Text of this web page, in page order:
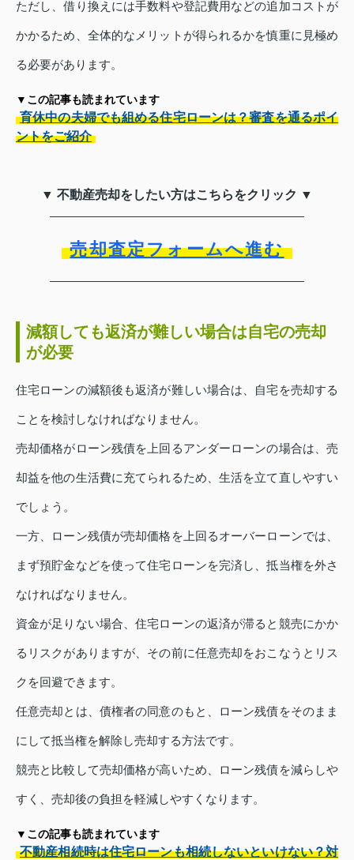
ただし、借り換えには手数料や登記費用などの追加コストが
かかるため、全体的なメリットが得られるかを慎重に見極め
る必要があります。
▼この記事も読まれています
育休中の夫婦でも組める住宅ローンは？審査を通るポイ
ントをご紹介
▼ 不動産売却をしたい方はこちらをクリック ▼
売却査定フォームへ進む
減額しても返済が難しい場合は自宅の売却
が必要
住宅ローンの減額後も返済が難しい場合は、自宅を売却する
ことを検討しなければなりません。
売却価格がローン残債を上回るアンダーローンの場合は、売
却益を他の生活費に充てられるため、生活を立て直しやすい
でしょう。
一方、ローン残債が売却価格を上回るオーバーローンでは、
まず預貯金などを使って住宅ローンを完済し、抵当権を外さ
なければなりません。
資金が足りない場合、住宅ローンの返済が滞ると競売にかか
るリスクがありますが、その前に任意売却をおこなうとリス
クを回避できます。
任意売却とは、債権者の同意のもと、ローン残債をそのまま
にして抵当権を解除し売却する方法です。
競売と比較して売却価格が高いため、ローン残債を減らしや
すく、売却後の負担を軽減しやすくなります。
▼この記事も読まれています
不動産相続時は住宅ローンも相続しないといけない？対